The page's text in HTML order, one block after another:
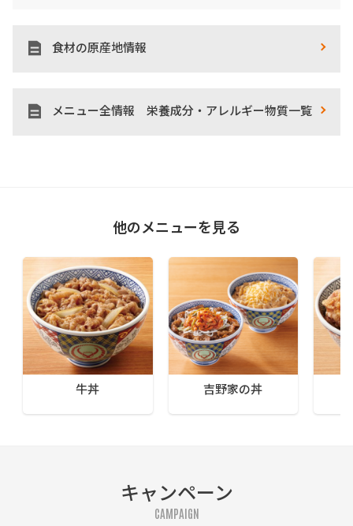
食材の原産地情報
メニュー全情報 栄養成分・アレルギー物質一覧
他のメニューを見る
牛丼 吉野家の丼
キャンペーン
CAMPAIGN